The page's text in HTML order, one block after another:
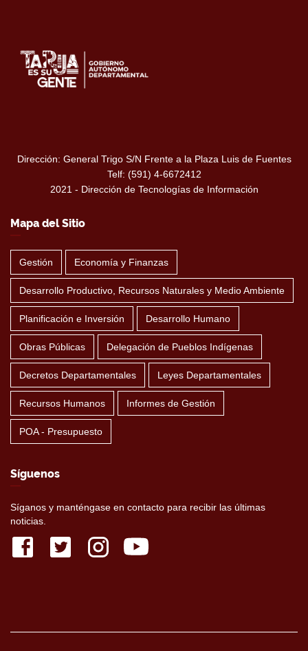
Dirección: General Trigo S/N Frente a la Plaza Luis de Fuentes
Telf: (591) 4-6672412
2021 - Dirección de Tecnologías de Información
Mapa del Sitio
Gestión Economía y Finanzas
Desarrollo Productivo, Recursos Naturales y Medio Ambiente
Planificación e Inversión Desarrollo Humano
Obras Públicas Delegación de Pueblos Indígenas
Decretos Departamentales Leyes Departamentales
Recursos Humanos Informes de Gestión
POA - Presupuesto
Síguenos
Síganos y manténgase en contacto para recibir las últimas
noticias.